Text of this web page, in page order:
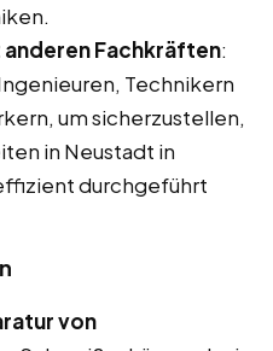
Fachkräften:
Technikern
um sicherzustellen,
in Neustadt in
durchgeführt
von